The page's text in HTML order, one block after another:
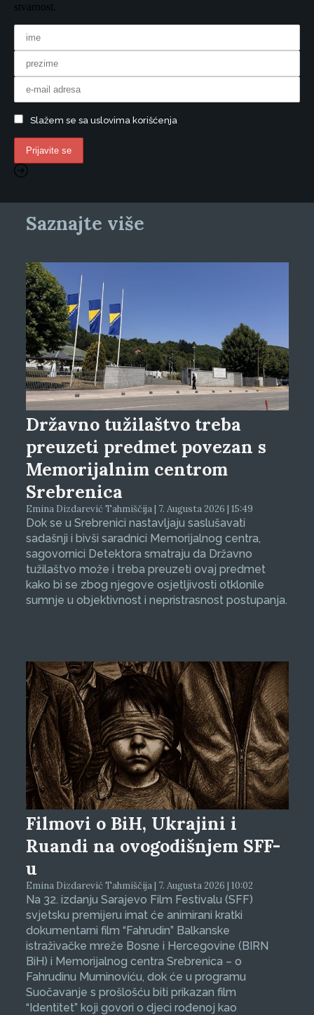
stvarnost.
Slažem se sa uslovima korišćenja
Saznajte više
Državno tužilaštvo treba
preuzeti predmet povezan s
Memorijalnim centrom
Srebrenica
Emina Dizdarević Tahmiščija | 7. Augusta 2026 | 15:49
Dok se u Srebrenici nastavljaju saslušavati
sadašnji i bivši saradnici Memorijalnog centra,
sagovornici Detektora smatraju da Državno
tužilaštvo može i treba preuzeti ovaj predmet
kako bi se zbog njegove osjetljivosti otklonile
sumnje u objektivnost i nepristrasnost postupanja.
Filmovi o BiH, Ukrajini i
Ruandi na ovogodišnjem SFF-
u
Emina Dizdarević Tahmiščija | 7. Augusta 2026 | 10:02
Na 32. izdanju Sarajevo Film Festivalu (SFF)
svjetsku premijeru imat će animirani kratki
dokumentarni film “Fahrudin” Balkanske
istraživačke mreže Bosne i Hercegovine (BIRN
BiH) i Memorijalnog centra Srebrenica – o
Fahrudinu Muminoviću, dok će u programu
Suočavanje s prošlošću biti prikazan film
“Identitet” koji govori o djeci rođenoj kao